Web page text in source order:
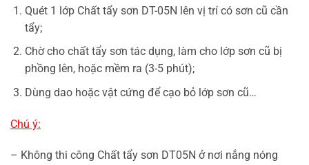
Quét 1 lớp Chất tẩy sơn DT-05N lên vị trí có sơn cũ cần
tẩy;
Chờ cho chất tẩy sơn tác dụng, làm cho lớp sơn cũ bị
phồng lên, hoặc mềm ra (3-5 phút);
Dùng dao hoặc vật cứng để cạo bỏ lớp sơn cũ…
Chú ý:
– Không thi công Chất tẩy sơn DT05N ở nơi nắng nóng